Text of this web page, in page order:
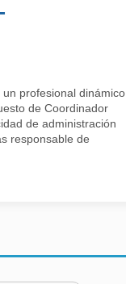
profesional dinámico
de Coordinador
de administración
responsable de